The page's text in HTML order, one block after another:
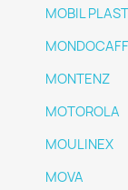
MOBIL
MONTENZ
MOTOROLA
MOULINEX
MOVA